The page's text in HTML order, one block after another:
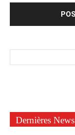
Dernières News